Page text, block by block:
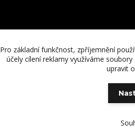
Pro základní funkčnost, zpříjemnění
účely cílení reklamy využíváme
upravit